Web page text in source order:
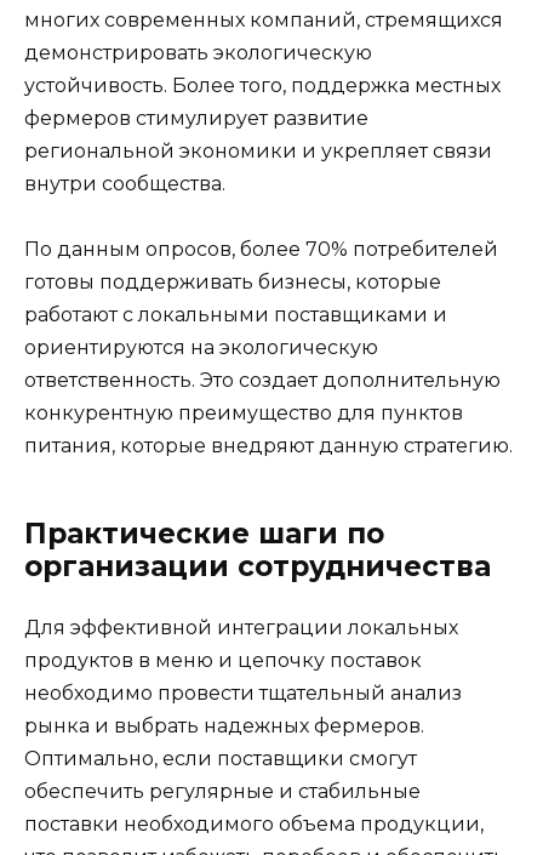
многих современных компаний, стремящихся
демонстрировать экологическую
устойчивость. Более того, поддержка местных
фермеров стимулирует развитие
региональной экономики и укрепляет связи
внутри сообщества.
По данным опросов, более 70% потребителей
готовы поддерживать бизнесы, которые
работают с локальными поставщиками и
ориентируются на экологическую
ответственность. Это создает дополнительную
конкурентную преимущество для пунктов
питания, которые внедряют данную стратегию.
Практические шаги по
организации сотрудничества
Для эффективной интеграции локальных
продуктов в меню и цепочку поставок
необходимо провести тщательный анализ
рынка и выбрать надежных фермеров.
Оптимально, если поставщики смогут
обеспечить регулярные и стабильные
поставки необходимого объема продукции,